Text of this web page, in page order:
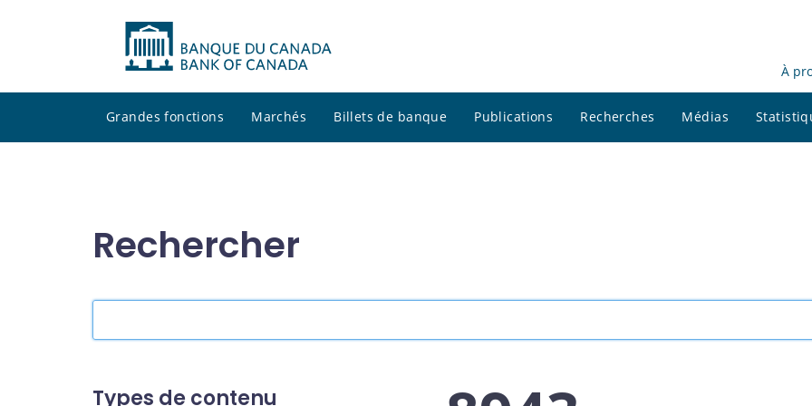
À
Grandes fonctions Marchés Billets de banque Publications Recherches Médias
Rechercher
site
Types de contenu